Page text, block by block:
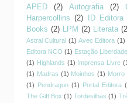
APED
(2) Autografia (2)
Harpercollins
(2) ID Editora
Books (2) LPM (2) Literata
Astral Cultural (1) Avec Editora (1)
Editora NCO (1) Estação Liberdade
(1) Highlands (1) Imprensa Livre
(1) Madras (1) Moinhos (1) Morro
(1)
Pendragon (1) Portal Editora
The Gift Box (1) Tordesilhas (1)